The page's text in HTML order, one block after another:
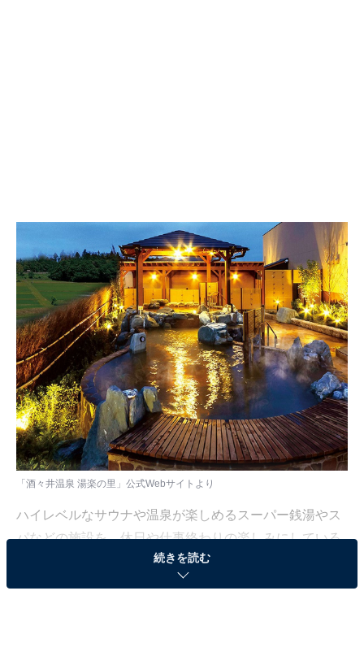
「酒々井温泉 湯楽の里」公式Webサイトより
ハイレベルなサウナや温泉が楽しめるスーパー銭湯やス
パなどの施設を、休日や仕事終わりの楽しみにしている
人も少なくないはず。日々の疲れを癒すリラックスタイ
ムは、何物にも代えがたい時間ですよね。しかし、近年
続きを読む